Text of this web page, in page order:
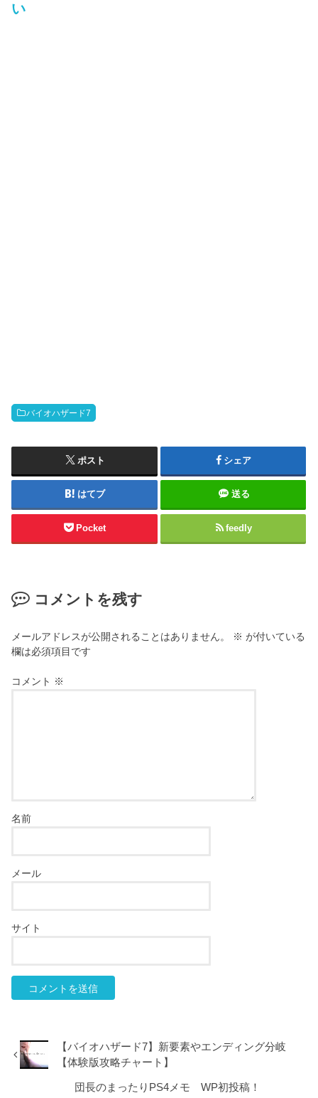
い
バイオハザード7
ポスト シェア
はてブ 送る
Pocket feedly
コメントを残す
メールアドレスが公開されることはありません。 ※ が付いている
欄は必須項目です
コメント ※
名前
メール
サイト
【バイオハザード7】新要素やエンディング分岐
【体験版攻略チャート】
団長のまったりPS4メモ WP初投稿！